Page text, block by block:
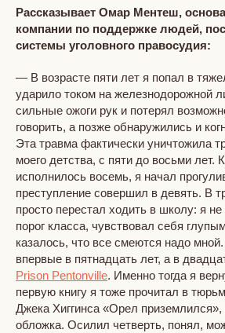
Рассказывает Омар Ментеш,
компании по поддержке людей,
системы уголовного правосудия:
— В возрасте пяти лет я попал в
ударило током на железнодорожной
сильные ожоги рук и потерял
говорить, а позже обнаружились и
Эта травма фактически уничтожила
моего детства, с пяти до восьми лет.
исполнилось восемь, я начал
преступление совершил в девять. В
просто перестал ходить в школу: я не
порог класса, чувствовал себя
казалось, что все смеются надо
впервые в пятнадцать лет, а в
Prison Pentonville. Именно тогда я
первую книгу я тоже прочитал в
Джека Хиггинса «Орел
обложка. Осилил четверть, понял,